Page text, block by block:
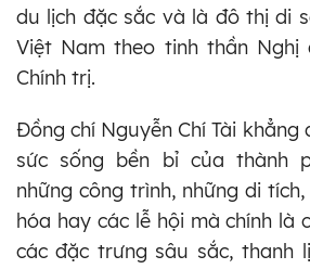
du lịch đặc sắc và là đô thị di
Việt Nam theo tinh thần Nghị
Chính trị.
Đồng chí Nguyễn Chí Tài khẳng
sức sống bền bỉ của thành
những công trình, những di
hóa hay các lễ hội mà chính là
các đặc trưng sâu sắc, thanh